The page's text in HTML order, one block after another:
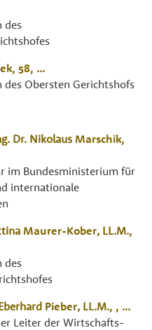
des
, 58, ...
des Obersten Gerichtshofs
Dr. Nikolaus Marschik,
im Bundesministerium für
internationale
Maurer-Kober, LL.M.,
des
Pieber, LL.M., , ...
Leiter der Wirtschafts-